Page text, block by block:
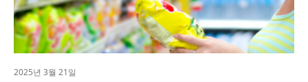
2025년 3월 21일